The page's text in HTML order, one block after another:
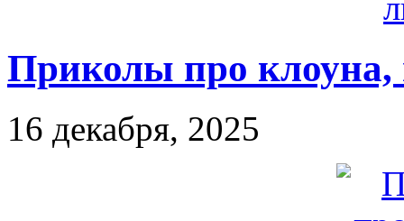
Приколы про клоуна,
16 декабря, 2025